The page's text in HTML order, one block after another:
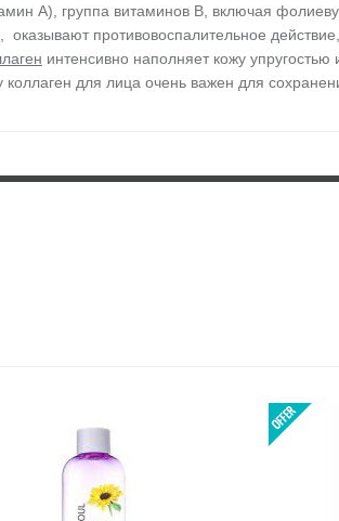
A), группа витаминов В, включая
противовоспалительное
интенсивно наполняет кожу
для лица очень важен для